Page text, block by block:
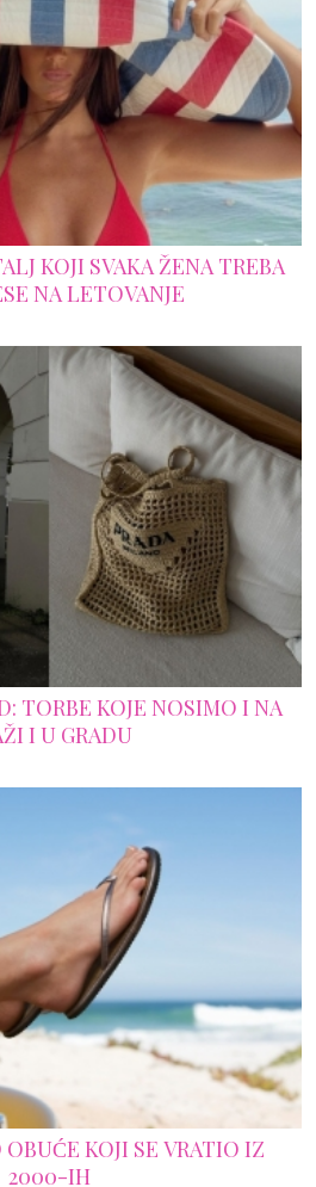
KOJI SVAKA ŽENA TREBA
NA LETOVANJE
TORBE KOJE NOSIMO I NA
I U GRADU
OBUĆE KOJI SE VRATIO IZ
2000-IH